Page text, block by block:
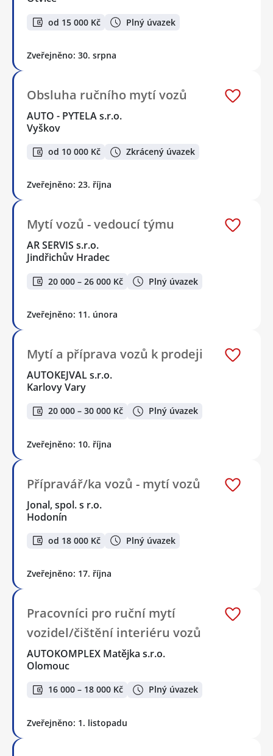
od 15 000 Kč Plný úvazek
Zveřejněno: 30. srpna
Obsluha ručního mytí vozů
AUTO - PYTELA s.r.o.
Vyškov
od 10 000 Kč Zkrácený úvazek
Zveřejněno: 23. října
Mytí vozů - vedoucí týmu
AR SERVIS s.r.o.
Jindřichův Hradec
20 000 – 26 000 Kč Plný úvazek
Zveřejněno: 11. února
Mytí a příprava vozů k prodeji
AUTOKEJVAL s.r.o.
Karlovy Vary
20 000 – 30 000 Kč Plný úvazek
Zveřejněno: 10. října
Přípravář/ka vozů - mytí vozů
Jonal, spol. s r.o.
Hodonín
od 18 000 Kč Plný úvazek
Zveřejněno: 17. října
Pracovníci pro ruční mytí
vozidel/čištění interiéru vozů
AUTOKOMPLEX Matějka s.r.o.
Olomouc
16 000 – 18 000 Kč Plný úvazek
Zveřejněno: 1. listopadu